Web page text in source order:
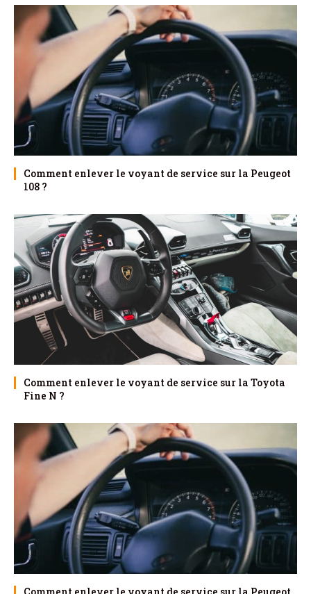
Comment enlever le voyant de service sur la Peugeot
108 ?
Comment enlever le voyant de service sur la Toyota
Fine N ?